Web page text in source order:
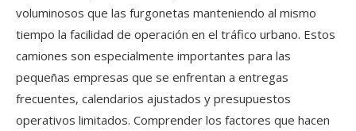
voluminosos que las furgonetas manteniendo al mismo
tiempo la facilidad de operación en el tráfico urbano. Estos
camiones son especialmente importantes para las
pequeñas empresas que se enfrentan a entregas
frecuentes, calendarios ajustados y presupuestos
operativos limitados. Comprender los factores que hacen